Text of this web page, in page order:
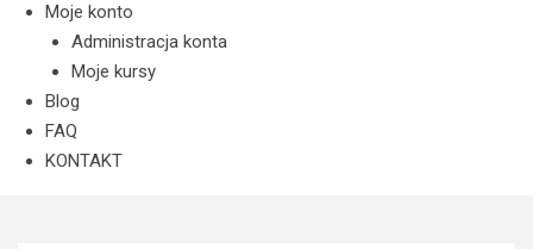
Moje konto
Administracja konta
Moje kursy
Blog
FAQ
KONTAKT